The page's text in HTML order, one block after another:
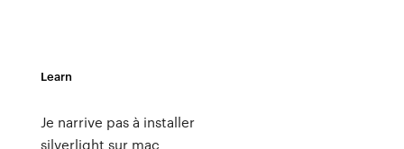
Learn
Je narrive pas à installer
silverlight sur mac